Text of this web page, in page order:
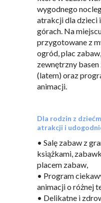
wygodnego
atrakcji dla dzieci
górach. Na
przygotowane z
ogród, plac
zewnętrzny
(latem) oraz
animacji.
Dla rodzin z
atrakcji i
• Salę zabaw z
książkami,
placem zabaw,
• Program
animacji o różnej
• Delikatne i